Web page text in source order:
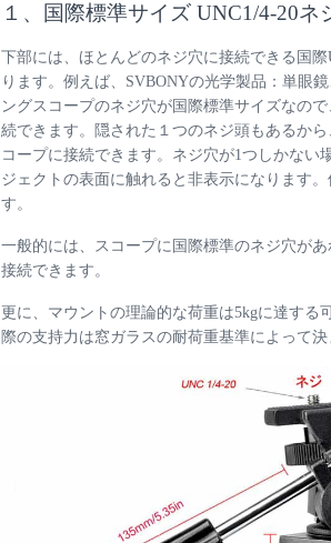
１、国際標準サイズ UNC1/4-20ネ
下部には、ほとんどのネジ穴に接続できる国際
ります。 例えば、SVBONYの光学製品：単眼
ングスコープのネジ穴が国際標準サイズなの
続できます。隠された１つのネジ頭もあるか
コープに接続できます。ネジ穴が1つしかない
ジェクトの表面に触れると非表示になります
す。
一般的には、スコープに国際標準のネジ穴が
接続できます。
更に、マウントの理論的な荷重は5kgに達する
際の支持力は窓ガラスの耐荷重基準によって決